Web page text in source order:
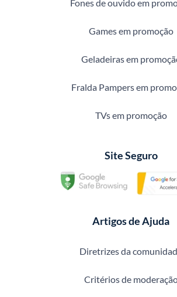
Fones de ouvido em
Games em promoção
Geladeiras em
Fralda Pampers em
TVs em promoção
Site Seguro
Artigos de Ajuda
Diretrizes da
Critérios de